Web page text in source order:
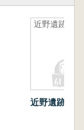
近野遺跡9
近野遺跡9